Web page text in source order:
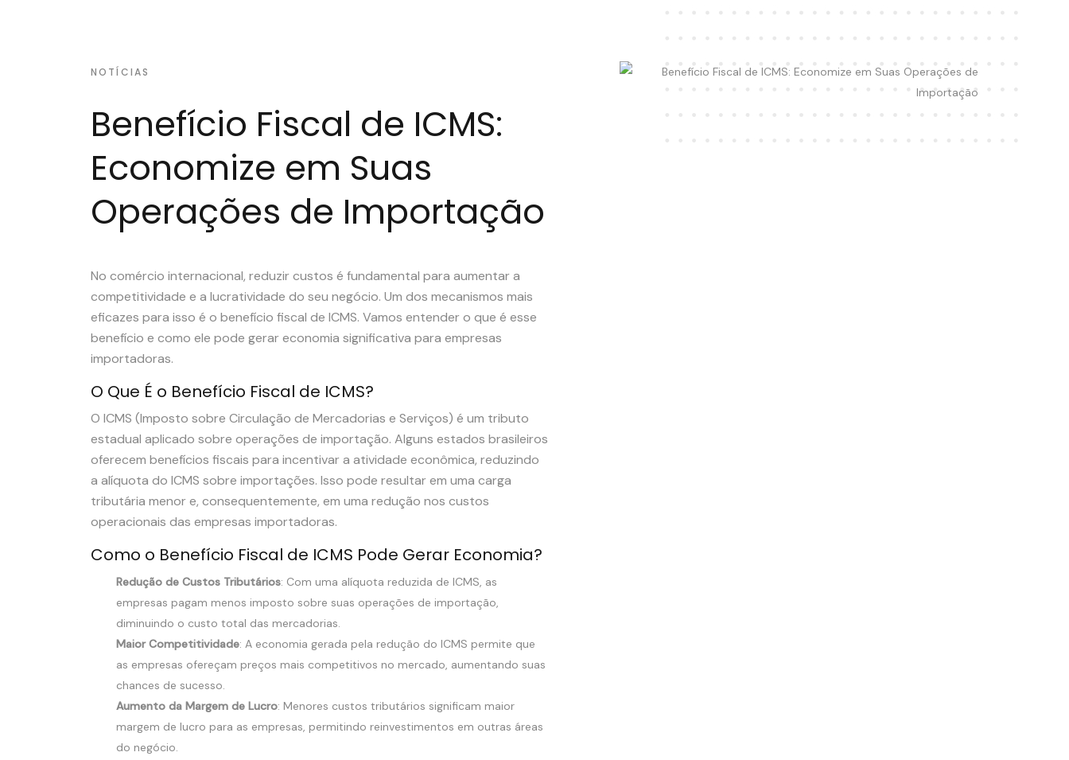
NOTÍCIAS
Benefício Fiscal de ICMS:
Economize em Suas
Operações de Importação
No comércio internacional, reduzir custos é fundamental para aumentar a
competitividade e a lucratividade do seu negócio. Um dos mecanismos mais
eficazes para isso é o benefício fiscal de ICMS. Vamos entender o que é esse
benefício e como ele pode gerar economia significativa para empresas
importadoras.
O Que É o Benefício Fiscal de ICMS?
O ICMS (Imposto sobre Circulação de Mercadorias e Serviços) é um tributo
estadual aplicado sobre operações de importação. Alguns estados brasileiros
oferecem benefícios fiscais para incentivar a atividade econômica, reduzindo
a alíquota do ICMS sobre importações. Isso pode resultar em uma carga
tributária menor e, consequentemente, em uma redução nos custos
operacionais das empresas importadoras.
Como o Benefício Fiscal de ICMS Pode Gerar Economia?
Redução de Custos Tributários: Com uma alíquota reduzida de ICMS, as
empresas pagam menos imposto sobre suas operações de importação,
diminuindo o custo total das mercadorias.
Maior Competitividade: A economia gerada pela redução do ICMS permite que
as empresas ofereçam preços mais competitivos no mercado, aumentando suas
chances de sucesso.
Aumento da Margem de Lucro: Menores custos tributários significam maior
margem de lucro para as empresas, permitindo reinvestimentos em outras áreas
do negócio.